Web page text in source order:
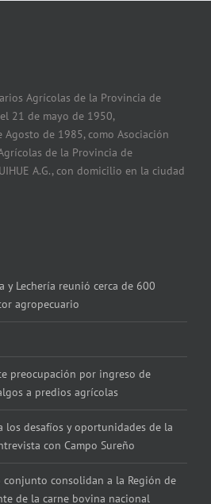
Agrícolas de la Provincia de
21 de mayo de 1950,
de 1985, como Asociación
de la Provincia de
A.G., con domicilio en la ciudad
y Lechería reunió cerca de 600
agropecuario
preocupación por ingreso de
a predios agrícolas
los desafíos y oportunidades de la
con Campo Sureño
consolidan a la Región de
de la carne bovina nacional